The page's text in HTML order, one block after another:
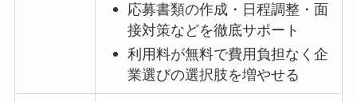
応募書類の作成・日程調整・面
接対策などを徹底サポート
利用料が無料で費用負担なく企
業選びの選択肢を増やせる